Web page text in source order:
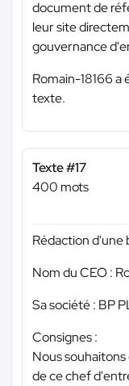
document de
leur site
gouvernance
Romain-18166 a
texte.
Texte #17
400 mots
Rédaction d'une
Nom du CEO :
Sa société : BP
Consignes :
Nous
de ce chef